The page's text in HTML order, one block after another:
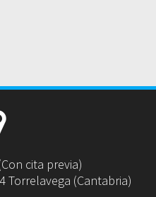
cita previa)
Torrelavega (Cantabria)